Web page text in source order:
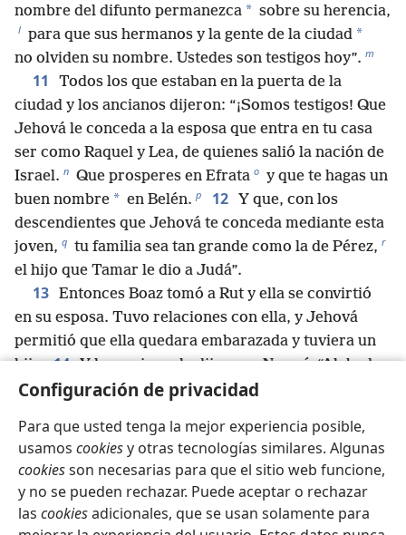
Configuración de privacidad
Para que usted tenga la mejor experiencia posible,
usamos cookiesy otras tecnologías similares. Algunas
cookiesson necesarias para que el sitio web funcione,
y no se pueden rechazar. Puede aceptar o rechazar
las cookiesadicionales, que se usan solamente para
nombre del difunto permanezca * sobre su herencia,
l para que sus hermanos y la gente de la ciudad *
no olviden su nombre. Ustedes son testigos hoy”. m
11
Todos los que estaban en la puerta de la
ciudad y los ancianos dijeron: “¡Somos testigos! Que
Jehová le conceda a la esposa que entra en tu casa
ser como Raquel y Lea, de quienes salió la nación de
Israel. n Que prosperes en Efrata o y que te hagas un
buen nombre * en Belén. p 12 Y que, con los
descendientes que Jehová te conceda mediante esta
joven, q tu familia sea tan grande como la de Pérez, r
el hijo que Tamar le dio a Judá”.
13 Entonces Boaz tomó a Rut y ella se convirtió
en su esposa. Tuvo relaciones con ella, y Jehová
permitió que ella quedara embarazada y tuviera un
hijo. 14 Y las mujeres le dijeron a Noemí: “Alabado
sea Jehová, que no te ha dejado sin recomprador.
niño te ha devuelto la vida * y te cuidará en tu vejez,
porque es el hijo de tu nuera, que te quiere s y que es
mejor para ti que siete hijos”.
16
Noemí tomó al
niño en sus brazos, * y fue ella quien se encargó de
criarlo. * 17 Entonces las vecinas le pusieron